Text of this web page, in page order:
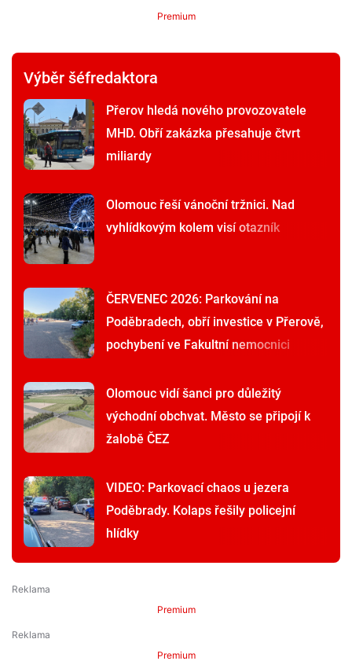
Premium
Výběr šéfredaktora
Přerov hledá nového provozovatele
MHD. Obří zakázka přesahuje čtvrt
miliardy
Olomouc řeší vánoční tržnici. Nad
vyhlídkovým kolem visí otazník
ČERVENEC 2026: Parkování na
Poděbradech, obří investice v Přerově,
pochybení ve Fakultní nemocnici
Olomouc vidí šanci pro důležitý
východní obchvat. Město se připojí k
žalobě ČEZ
VIDEO: Parkovací chaos u jezera
Poděbrady. Kolaps řešily policejní
hlídky
Premium
Premium